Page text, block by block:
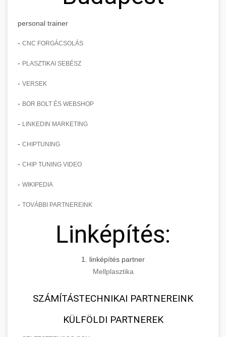
personal trainer
- CNC FORGÁCSOLÁS
- PLASZTIKAI SEBÉSZ
- VERSEK
- BOR BOLT ÉS WEBSHOP
- LINKEDIN MARKETING
- CHIPTUNING
- CHIP TUNING VIDEO
- WIKIPEDIA
- TOVÁBBI PARTNEREINK
Linképítés:
1. linképítés partner
Mellplasztika
SZÁMÍTÁSTECHNIKAI PARTNEREINK
KÜLFÖLDI PARTNEREK